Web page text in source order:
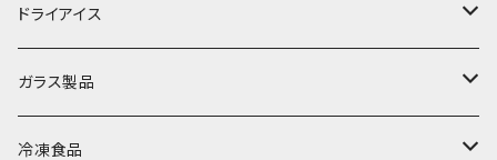
丸氷
直径70mm
直径65mm
角氷
砕氷
かき氷シロップ
無果汁1.8Lパック
無果汁1Lパック
かき氷機・かき氷器
かき氷カップ
ドライアイス
ドライアイス3ｋｇ
ドライアイス4ｋｇ
ガラス製品
オンザロック・グラス
冷凍食品